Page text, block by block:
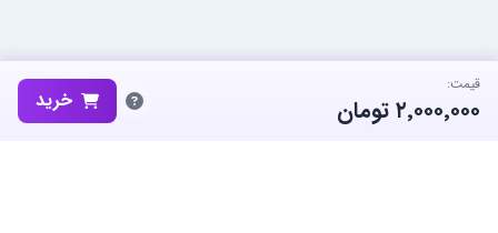
قیمت:
۲٬۰۰۰٬۰۰۰تومان خرید